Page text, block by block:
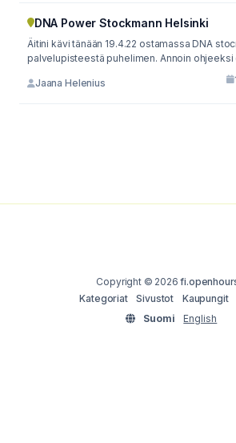
DNA Power Stockmann Helsinki
Äitini kävi tänään 19.4.22 ostamassa DNA
palvelupisteestä puhelimen. Annoin ohjeeksi
Jaana Helenius
Copyright © 2026
Kategoriat
Sivustot Kaupungit
Suomi
English